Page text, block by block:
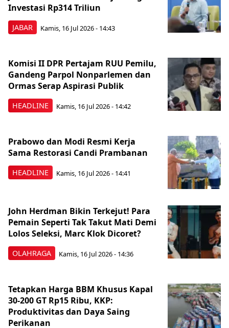
JABAR
Investasi Rp314 Triliun
Kamis, 16 Jul 2026 - 14:43
HEADLINE
Komisi II DPR Pertajam RUU Pemilu,
Gandeng Parpol Nonparlemen dan
Ormas Serap Aspirasi Publik
Kamis, 16 Jul 2026 - 14:42
HEADLINE
Prabowo dan Modi Resmi Kerja
Sama Restorasi Candi Prambanan
Kamis, 16 Jul 2026 - 14:41
OLAHRAGA
John Herdman Bikin Terkejut! Para
Pemain Seperti Tak Takut Mati Demi
Lolos Seleksi, Marc Klok Dicoret?
Kamis, 16 Jul 2026 - 14:36
Tetapkan Harga BBM Khusus Kapal
30-200 GT Rp15 Ribu, KKP:
Produktivitas dan Daya Saing
Perikanan